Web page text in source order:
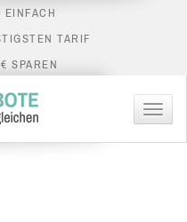
EINFACH
TARIF
SPAREN
Menü